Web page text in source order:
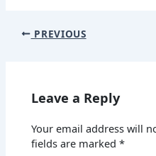
PREVIOUS
Leave a Reply
Your email address will
fields are marked*